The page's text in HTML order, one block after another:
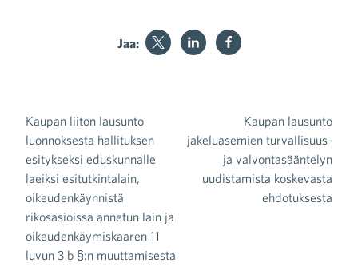
Jaa:
Artikkelien selaus
Kaupan liiton lausunto
luonnoksesta hallituksen
esitykseksi eduskunnalle
laeiksi esitutkintalain,
oikeudenkäynnistä
rikosasioissa annetun lain ja
oikeudenkäymiskaaren 11
luvun 3 b §:n muuttamisesta
Kaupan lausunto
jakeluasemien turvallisuus-
ja valvontasääntelyn
uudistamista koskevasta
ehdotuksesta